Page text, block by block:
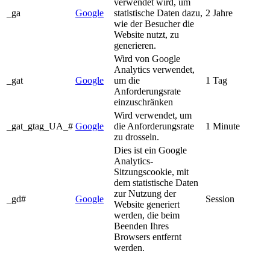
_ga Google
verwendet wird, um
statistische Daten dazu,
wie der Besucher die
Website nutzt, zu
generieren.
2 Jahre
_gat Google
Wird von Google
Analytics verwendet,
um die
Anforderungsrate
einzuschränken
1 Tag
_gat_gtag_UA_# Google
Wird verwendet, um
die Anforderungsrate
zu drosseln.
1 Minute
_gd# Google
Dies ist ein Google
Analytics-
Sitzungscookie, mit
dem statistische Daten
zur Nutzung der
Website generiert
werden, die beim
Beenden Ihres
Browsers entfernt
werden.
Session